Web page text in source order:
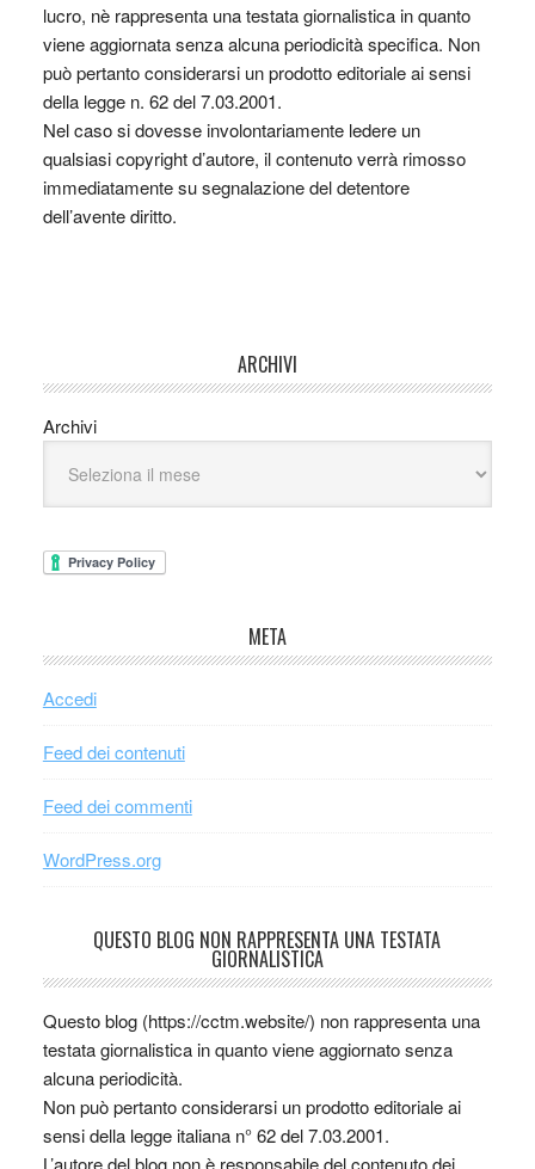
lucro, nè rappresenta una testata giornalistica in quanto
viene aggiornata senza alcuna periodicità specifica. Non
può pertanto considerarsi un prodotto editoriale ai sensi
della legge n. 62 del 7.03.2001.
Nel caso si dovesse involontariamente ledere un
qualsiasi copyright d’autore, il contenuto verrà rimosso
immediatamente su segnalazione del detentore
dell’avente diritto.
ARCHIVI
Archivi
META
Accedi
Feed dei contenuti
Feed dei commenti
WordPress.org
QUESTO BLOG NON RAPPRESENTA UNA TESTATA
GIORNALISTICA
Questo blog (https://cctm.website/) non rappresenta una
testata giornalistica in quanto viene aggiornato senza
alcuna periodicità.
Non può pertanto considerarsi un prodotto editoriale ai
sensi della legge italiana n° 62 del 7.03.2001.
L’autore del blog non è responsabile del contenuto dei